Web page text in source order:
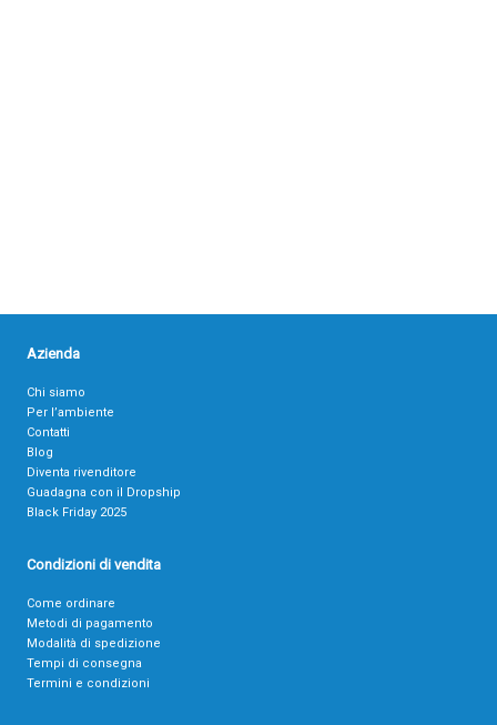
Azienda
Chi siamo
Per l’ambiente
Contatti
Blog
Diventa rivenditore
Guadagna con il Dropship
Black Friday 2025
Condizioni di vendita
Come ordinare
Metodi di pagamento
Modalità di spedizione
Tempi di consegna
Termini e condizioni